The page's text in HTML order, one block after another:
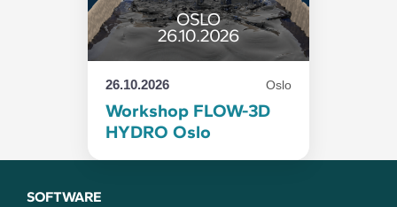
26.10.2026 Oslo
Workshop FLOW-3D
HYDRO Oslo
SOFTWARE